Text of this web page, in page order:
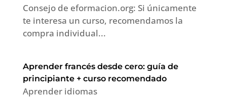
Consejo de eformacion.org: Si únicamente
te interesa un curso, recomendamos la
compra individual...
Aprender francés desde cero: guía de
principiante + curso recomendado
Aprender idiomas